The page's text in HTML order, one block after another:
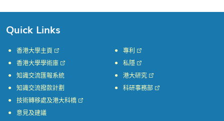
Quick Links
香港大學主頁
香港大學學術庫
知識交流匯報系統
知識交流撥款計劃
專利
私隱
港大研究
科研事務部
技術轉移處及港大科橋
意見及建議